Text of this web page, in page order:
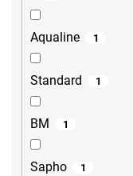
Aqualine 1
Standard 1
BM 1
Sapho 1